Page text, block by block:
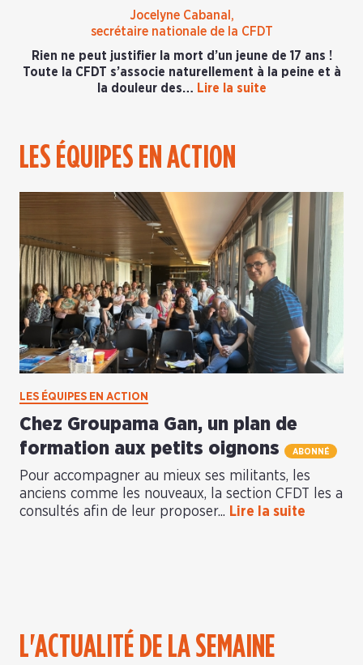
Jocelyne Cabanal,
secrétaire nationale de la CFDT
Rien ne peut justifier la mort d’un jeune de 17 ans !
Toute la CFDT s’associe naturellement à la peine et à
la douleur des… Lire la suite
LES ÉQUIPES EN ACTION
LES ÉQUIPES EN ACTION
Chez Groupama Gan, un plan de
formation aux petits oignons
ABONNÉ
Pour accompagner au mieux ses militants, les
anciens comme les nouveaux, la section CFDT les a
consultés afin de leur proposer... Lire la suite
L'ACTUALITÉ DE LA SEMAINE